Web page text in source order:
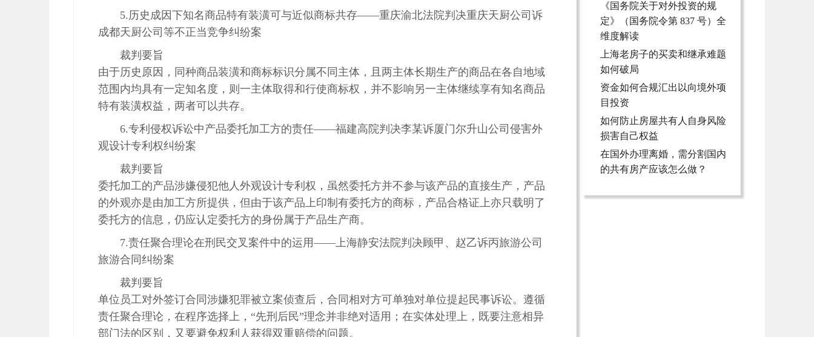
5.历史成因下知名商品特有装潢可与近似商标共存——重庆渝北法院判决重庆天厨公司诉
成都天厨公司等不正当竞争纠纷案
裁判要旨
由于历史原因，同种商品装潢和商标标识分属不同主体，且两主体长期生产的商品在各自地域
范围内均具有一定知名度，则一主体取得和行使商标权，并不影响另一主体继续享有知名商品
特有装潢权益，两者可以共存。
6.专利侵权诉讼中产品委托加工方的责任——福建高院判决李某诉厦门尔升山公司侵害外
观设计专利权纠纷案
裁判要旨
委托加工的产品涉嫌侵犯他人外观设计专利权，虽然委托方并不参与该产品的直接生产，产品
的外观亦是由加工方所提供，但由于该产品上印制有委托方的商标，产品合格证上亦只载明了
委托方的信息，仍应认定委托方的身份属于产品生产商。
7.责任聚合理论在刑民交叉案件中的运用——上海静安法院判决顾甲、赵乙诉丙旅游公司
旅游合同纠纷案
裁判要旨
单位员工对外签订合同涉嫌犯罪被立案侦查后，合同相对方可单独对单位提起民事诉讼。遵循
责任聚合理论，在程序选择上，“先刑后民”理念并非绝对适用；在实体处理上，既要注意相异
部门法的区别，又要避免权利人获得双重赔偿的问题。
《国务院关于对外投资的规
定》（国务院令第 837 号）全
维度解读
上海老房子的买卖和继承难题
如何破局
资金如何合规汇出以向境外项
目投资
如何防止房屋共有人自身风险
损害自己权益
在国外办理离婚，需分割国内
的共有房产应该怎么做？